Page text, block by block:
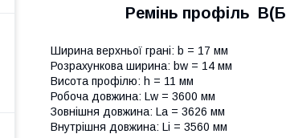
Ремінь профіль
Ширина верхньої грані: b = 17 мм
Розрахункова ширина: bw = 14 мм
Висота профілю: h = 11 мм
Робоча довжина: Lw = 3600 мм
Зовнішня довжина: La = 3626 мм
Внутрішня довжина: Li = 3560 мм